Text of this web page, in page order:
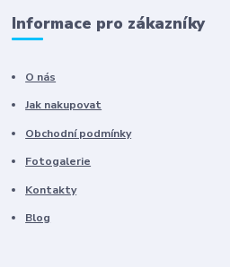
Informace pro zákazníky
O nás
Jak nakupovat
Obchodní podmínky
Fotogalerie
Kontakty
Blog